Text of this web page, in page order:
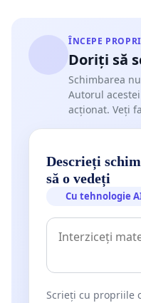
ÎNCEPE
Doriți să
Schimbarea
Autorul
acționat. Veți
Descrieți
să o vedeți
Cu tehnologie
Scrieți cu propriile